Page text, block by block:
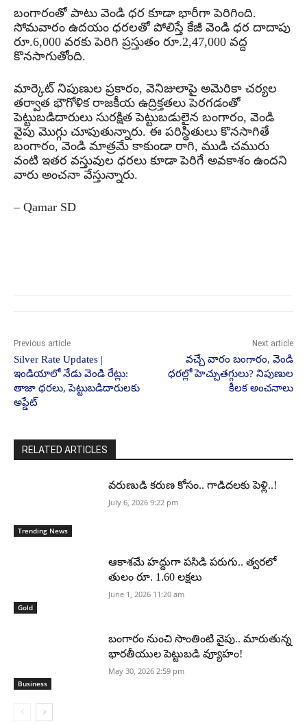
బంగారంతో పాటు వెండి ధర కూడా భారీగా పెరిగింది.
సోమవారం ఉదయం ధరలతో పోలిస్తే కేజీ వెండి ధర దాదాపు
రూ.6,000 వరకు పెరిగి ప్రస్తుతం రూ.2,47,000 వద్ద
కొనసాగుతోంది.
మార్కెట్ నిపుణుల ప్రకారం, వెనిజులాపై అమెరికా చర్యల
తర్వాత భౌగోళిక రాజకీయ ఉద్రిక్తతలు పెరగడంతో
పెట్టుబడిదారులు సురక్షిత పెట్టుబడులైన బంగారం, వెండి
వైపు మొగ్గు చూపుతున్నారు. ఈ పరిస్థితులు కొనసాగితే
బంగారం, వెండి మాత్రమే కాకుండా రాగి, ముడి చమురు
వంటి ఇతర వస్తువుల ధరలు కూడా పెరిగే అవకాశం ఉందని
వారు అంచనా వేస్తున్నారు.
– Qamar SD
Previous article
Silver Rate Updates |
ఇండియాలో నేడు వెండి రేట్లు:
తాజా ధరలు, పెట్టుబడిదారులకు
అప్డేట్
Next article
వచ్చే వారం బంగారం, వెండి
ధరల్లో హెచ్చుతగ్గులు? నిపుణుల
కీలక అంచనాలు
RELATED ARTICLES
Trending News
వరుణుడి కరుణ కోసం.. గాడిదలకు పెళ్లి..!
July 6, 2026 9:22 pm
Gold
ఆకాశమే హద్దుగా పసిడి పరుగు.. త్వరలో
తులం రూ. 1.60 లక్షలు
June 1, 2026 11:20 am
Business
బంగారం నుంచి సొంతింటి వైపు.. మారుతున్న
భారతీయుల పెట్టుబడి వ్యూహం!
May 30, 2026 2:59 pm